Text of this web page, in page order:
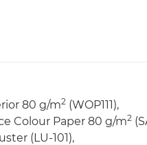
80 g/m2 (WOP111),
Colour Paper 80 g/m2
(LU-101),